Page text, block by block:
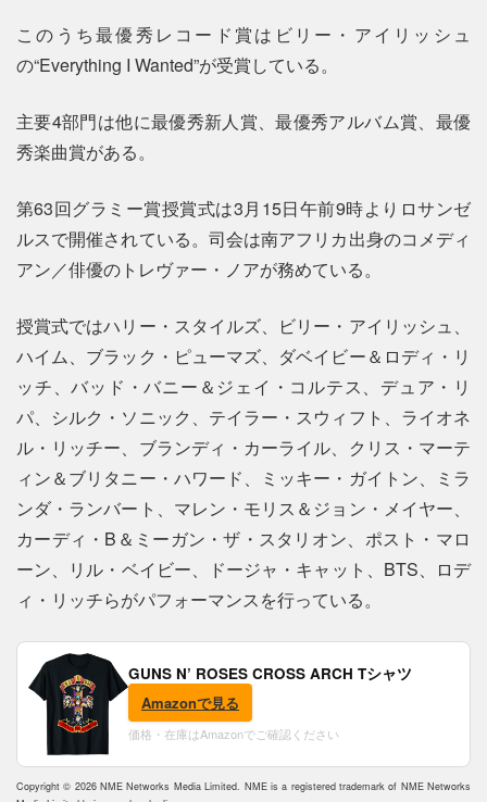
このうち最優秀レコード賞はビリー・アイリッシュ
の“Everything I Wanted”が受賞している。
主要4部門は他に最優秀新人賞、最優秀アルバム賞、最優
秀楽曲賞がある。
第63回グラミー賞授賞式は3月15日午前9時よりロサンゼ
ルスで開催されている。司会は南アフリカ出身のコメディ
アン／俳優のトレヴァー・ノアが務めている。
授賞式ではハリー・スタイルズ、ビリー・アイリッシュ、
ハイム、ブラック・ピューマズ、ダベイビー＆ロディ・リ
ッチ、バッド・バニー＆ジェイ・コルテス、デュア・リ
パ、シルク・ソニック、テイラー・スウィフト、ライオネ
ル・リッチー、ブランディ・カーライル、クリス・マーテ
ィン＆ブリタニー・ハワード、ミッキー・ガイトン、ミラ
ンダ・ランバート、マレン・モリス＆ジョン・メイヤー、
カーディ・B＆ミーガン・ザ・スタリオン、ポスト・マロ
ーン、リル・ベイビー、ドージャ・キャット、BTS、ロデ
ィ・リッチらがパフォーマンスを行っている。
GUNS N’ ROSES CROSS ARCH Tシャツ
Amazonで見る
価格・在庫はAmazonでご確認ください
Copyright © 2026 NME Networks Media Limited. NME is a registered trademark of NME Networks